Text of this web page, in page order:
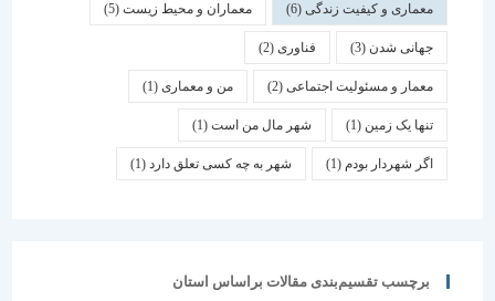
معماری و کیفیت زندگی(6) معماران و محیط زیست(5)
جهانی شدن(3) فناوری (2)
معمار و مسئولیت اجتماعی (2) من و معماری (1)
تنها یک زمین(1) شهر مال من است(1)
اگر شهردار بودم (1) شهر به چه کسی تعلق دارد(1)
برچسب تقسیم‌بندی مقالات براساس استان